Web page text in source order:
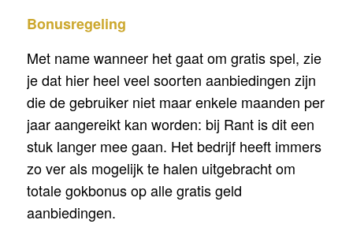
Bonusregeling
Met name wanneer het gaat om gratis spel, zie
je dat hier heel veel soorten aanbiedingen zijn
die de gebruiker niet maar enkele maanden per
jaar aangereikt kan worden: bij Rant is dit een
stuk langer mee gaan. Het bedrijf heeft immers
zo ver als mogelijk te halen uitgebracht om
totale gokbonus op alle gratis geld
aanbiedingen.